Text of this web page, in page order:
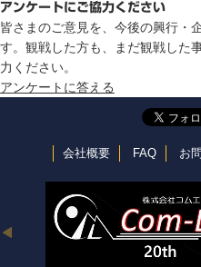
アンケートにご協力ください
皆さまのご意見を、今後の興行・
す。観戦した方も、まだ観戦した
力ください。
アンケートに答える
会社概要 FAQ お